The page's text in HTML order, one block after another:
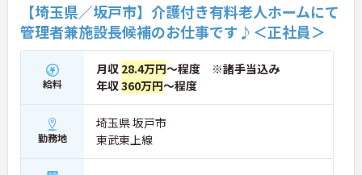
【埼玉県／坂戸市】介護付き有料老人ホームにて
管理者兼施設長候補のお仕事です♪＜正社員＞
給料
月収 28.4万円～程度 ※諸手当込み
年収360万円～程度
勤務地
埼玉県 坂戸市
東武東上線